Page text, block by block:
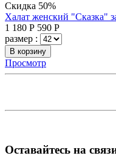
Скидка 50%
Халат женский "Сказка"
1 180 Р 590 Р
размер :
В корзину
Просмотр
Оставайтесь на